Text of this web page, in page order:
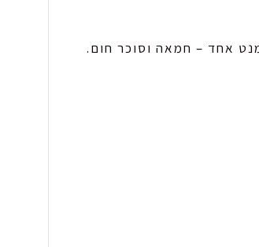
אחד – חמאה וסוכר חום.